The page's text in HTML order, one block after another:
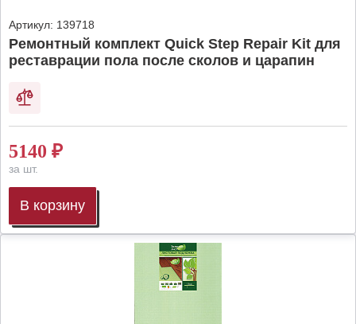
Артикул: 139718
Ремонтный комплект Quick Step Repair Kit для
реставрации пола после сколов и царапин
5140 ₽
за шт.
В корзину